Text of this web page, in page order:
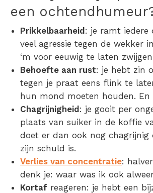
een
Prikkelbaarheid: je ramt iedere
veel agressie tegen de wekker
‘m voor eeuwig te laten
Behoefte aan rust: je hebt zin
tegen je praat eens flink te
hun mond moeten houden. En
Chagrijnigheid: je gooit per
plaats van suiker in de koffie
doet er dan ook nog chagrijnig
zijn schuld is.
Verlies van concentratie:
denk je: waar was ik ook
Kortaf reageren: je hebt een